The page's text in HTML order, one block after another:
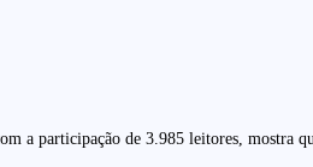
participação de 3.985 leitores, mostra